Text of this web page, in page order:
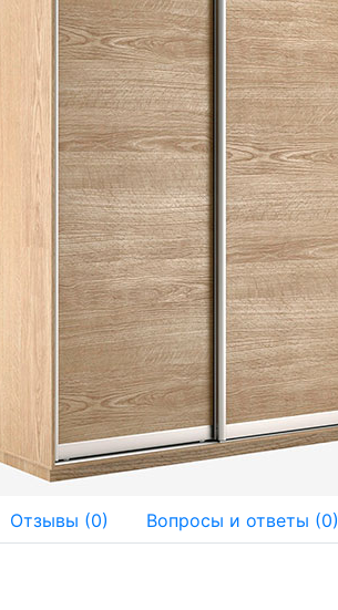
Отзывы (0)
Вопросы и ответы (0)